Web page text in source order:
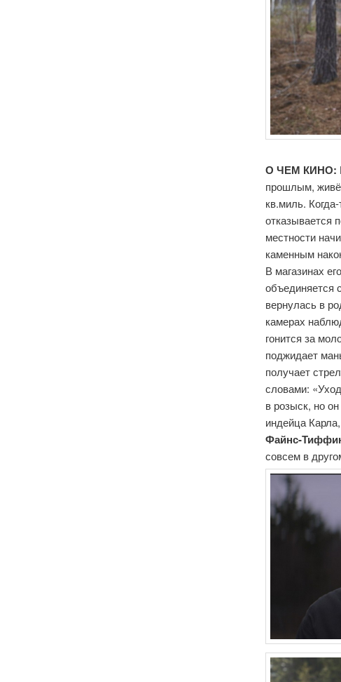
О ЧЕМ КИНО:
прошлым,
кв.миль.
отказывается
местности
каменным
В магазинах
вернулась в
камерах
гонится за
поджидает
получает
словами:
в розыск, но
индейца
Файнс-
совсем в